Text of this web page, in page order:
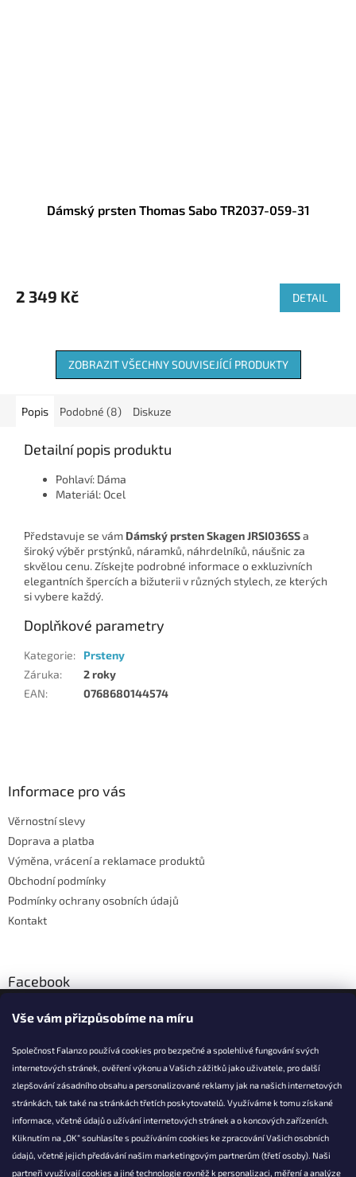
Vše vám přizpůsobíme na míru
Společnost Falanzo používá cookies pro bezpečné a spolehlivé fungování svých
internetových stránek, ověření výkonu a Vašich zážitků jako uživatele, pro další
zlepšování zásadního obsahu a personalizované reklamy jak na našich internetových
stránkách, tak také na stránkách třetích poskytovatelů. Využíváme k tomu získané
informace, včetně údajů o užívání internetových stránek a o koncových zařízeních.
Kliknutím na „OK“ souhlasíte s používáním cookies ke zpracování Vašich osobních
údajů, včetně jejich předávání našim marketingovým partnerům (třetí osoby). Naši
partneři využívají cookies a jiné technologie rovněž k personalizaci, měření a analýze
Dámský prsten Thomas Sabo TR2037-059-31
2 349 Kč DETAIL
ZOBRAZIT VŠECHNY SOUVISEJÍCÍ PRODUKTY
Popis Podobné (8) Diskuze
Detailní popis produktu
Pohlaví: Dáma
Materiál: Ocel
Představuje se vám Dámský prsten Skagen JRSI036SSa
široký výběr prstýnků, náramků, náhrdelníků, náušnic za
skvělou cenu. Získejte podrobné informace o exkluzivních
elegantních špercích a bižuterii v různých stylech, ze kterých
si vybere každý.
Doplňkové parametry
Kategorie:
Prsteny
Záruka:
2 roky
EAN: 0768680144574
Informace pro vás
Věrnostní slevy
Doprava a platba
Výměna, vrácení a reklamace produktů
Obchodní podmínky
Podmínky ochrany osobních údajů
Kontakt
Facebook
KONTAKT
info@falanzo.cz
Falanzo.cz
FalanzoCZ